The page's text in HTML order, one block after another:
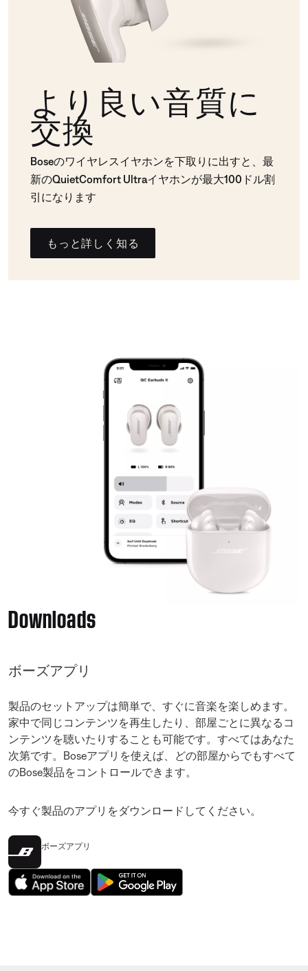
より良い音質に
交換
Boseのワイヤレスイヤホンを下取りに出すと、最
新のQuietComfort Ultraイヤホンが最大100ドル割
引になります
もっと詳しく知る
Downloads
ボーズアプリ
製品のセットアップは簡単で、すぐに音楽を楽しめます。
家中で同じコンテンツを再生したり、部屋ごとに異なるコ
ンテンツを聴いたりすることも可能です。すべてはあなた
次第です。Boseアプリを使えば、どの部屋からでもすべて
のBose製品をコントロールできます。
今すぐ製品のアプリをダウンロードしてください。
ボーズアプリ